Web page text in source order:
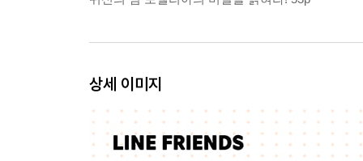
상세 이미지